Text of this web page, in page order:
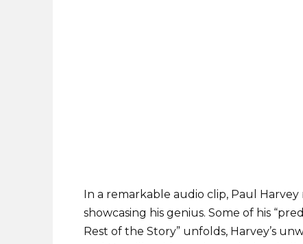
In a remarkable audio clip, Paul Harvey
showcasing his genius. Some of his
Rest of the Story” unfolds, Harvey’s